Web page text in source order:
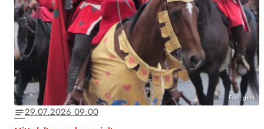
Foto: gem
notes29.07.2026 09:00